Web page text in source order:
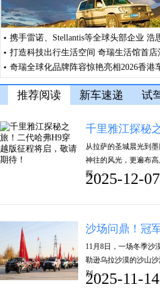
携手雷诺、Stellantis等全球头部企业 浩
SIA大会共筑绿色发展共识
打造科技出行生活空间 奇瑞生活馆首店
奇瑞全球化品牌阵容惊艳亮相2026香港
舵战略提速 技术生态价值释放
推荐阅读 新车速递 试
千里雅江探秘
从拉萨的圣城晨光到
神往的风光，更遍布
探……
2025-12-07
沙场问鼎！冠
11月8日，一场冬季沙
勒逊乌拉沙漠的沙山
别……
2025-11-14